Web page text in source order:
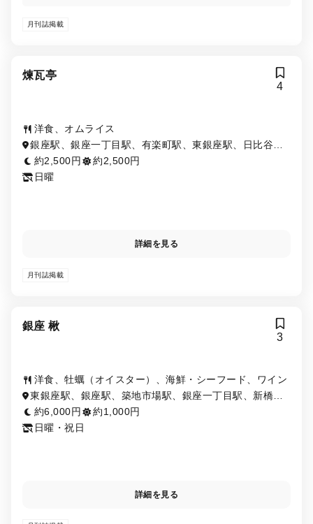
月刊誌掲載
煉瓦亭
4
洋食、オムライス
銀座駅、銀座一丁目駅、有楽町駅、東銀座駅、日比谷
駅、京橋駅、宝町駅、新富町駅、築地駅
約2,500円
約2,500円
日曜
詳細を見る
月刊誌掲載
銀座 楸
3
洋食、牡蠣（オイスター）、海鮮・シーフード、ワイン
東銀座駅、銀座駅、築地市場駅、銀座一丁目駅、新橋
駅、有楽町駅、日比谷駅、築地駅、汐留駅
約6,000円
約1,000円
日曜・祝日
詳細を見る